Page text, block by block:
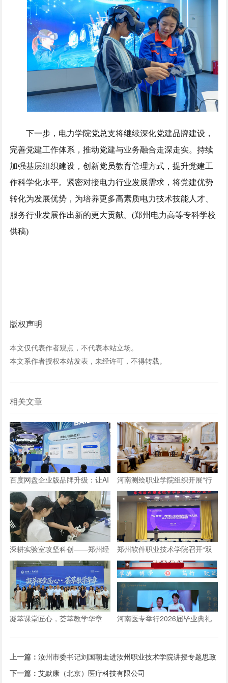
下一步，电力学院党总支将继续深化党建品牌建设，
完善党建工作体系，推动党建与业务融合走深走实。持续
加强基层组织建设，创新党员教育管理方式，提升党建工
作科学化水平。紧密对接电力行业发展需求，将党建优势
转化为发展优势，为培养更多高素质电力技术技能人才、
服务行业发展作出新的更大贡献。(郑州电力高等专科学校
供稿)
版权声明
本文仅代表作者观点，不代表本站立场。
本文系作者授权本站发表，未经许可，不得转载。
相关文章
百度网盘企业版品牌升级：让AI
长在数字资产上，成就“超级组
织”
河南测绘职业学院组织开展“行
走的思政课”实践教学活动
深耕实验室攻坚科创——郑州经
贸学院学子自研仿生机械手
郑州软件职业技术学院召开“双
师型”教师认定政策及企业实践
专项解读会议
凝萃课堂匠心，荟萃教学华章
河南医专举行2026届毕业典礼
上一篇：汝州市委书记刘国朝走进汝州职业技术学院讲授专题思政
课
下一篇：艾默康（北京）医疗科技有限公司